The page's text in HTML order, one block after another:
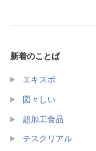
新着のことば
エキスポ
図々しい
超加工食品
テスクリアル